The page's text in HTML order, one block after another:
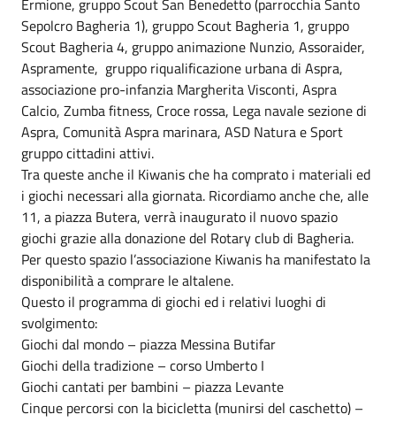
Sepolcro Bagheria 1), gruppo Scout Bagheria 1, gruppo
Scout Bagheria 4, gruppo animazione Nunzio, Assoraider,
Aspramente, gruppo riqualificazione urbana di Aspra,
associazione pro-infanzia Margherita Visconti, Aspra
Calcio, Zumba fitness, Croce rossa, Lega navale sezione di
Aspra, Comunità Aspra marinara, ASD Natura e Sport
gruppo cittadini attivi.
Tra queste anche il Kiwanis che ha comprato i materiali ed
i giochi necessari alla giornata. Ricordiamo anche che, alle
11, a piazza Butera, verrà inaugurato il nuovo spazio
giochi grazie alla donazione del Rotary club di Bagheria.
Per questo spazio l’associazione Kiwanis ha manifestato la
disponibilità a comprare le altalene.
Questo il programma di giochi ed i relativi luoghi di
svolgimento:
Giochi dal mondo – piazza Messina Butifar
Giochi della tradizione – corso Umberto I
Giochi cantati per bambini – piazza Levante
Cinque percorsi con la bicicletta (munirsi del caschetto) –